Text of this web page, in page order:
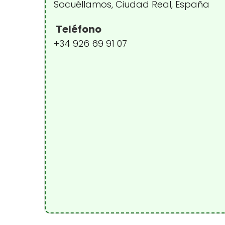
Socuéllamos, Ciudad Real, España
Teléfono
+34 926 69 91 07